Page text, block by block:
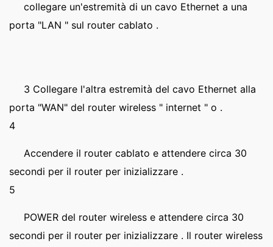
collegare un'estremità di un cavo Ethernet a una
porta "LAN " sul router cablato .
3 Collegare l'altra estremità del cavo Ethernet alla
porta "WAN" del router wireless " internet " o .
4
Accendere il router cablato e attendere circa 30
secondi per il router per inizializzare .
5
POWER del router wireless e attendere circa 30
secondi per il router per inizializzare . Il router wireless